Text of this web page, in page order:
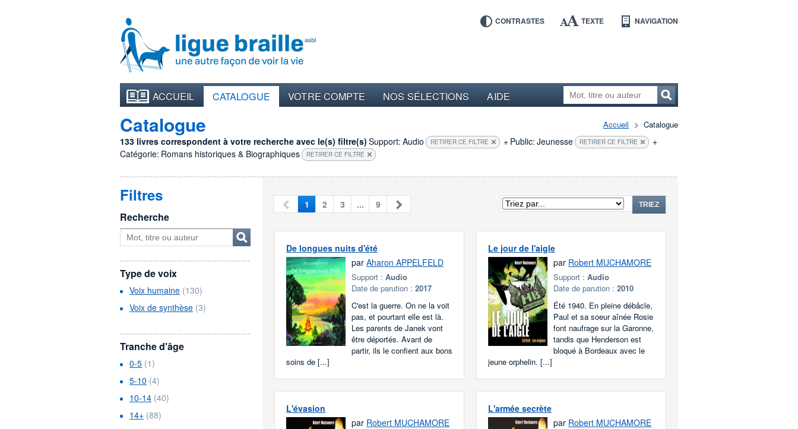
CONTRASTES TEXTE NAVIGATION
ACCUEIL CATALOGUE VOTRE COMPTE NOS SÉLECTIONS AIDE
Accueil Catalogue
Catalogue
133 livres correspondent à votre recherche avec le(s) filtre(s) Support: Audio RETIRER CE FILTRE + Public: Jeunesse RETIRER CE FILTRE
+
Catégorie: Romans historiques & Biographiques RETIRER CE FILTRE
1 2 3 ... 9 TRIEZ
De longues nuits d'été
parAharon APPELFELD
Support :Audio
Date de parution :2017
C'est la guerre. On ne la voit
pas, et pourtant elle est là.
Les parents de Janek vont
être déportés. Avant de
partir, ils le confient aux bons
soins de [...]
Le jour de l'aigle
par Robert MUCHAMORE
Support : Audio
Date de parution : 2010
Été 1940. En pleine débâcle,
Paul et sa soeur aînée Rosie
font naufrage sur la Garonne,
tandis que Henderson est
bloqué à Bordeaux avec le
jeune orphelin. [...]
L'évasion
par Robert MUCHAMORE
L'armée secrète
par Robert MUCHAMORE
Filtres
Recherche
Type de voix
Voix humaine (130)
Voix de synthèse (3)
Tranche d'âge
0-5 (1)
5-10 (4)
10-14 (40)
14+ (88)